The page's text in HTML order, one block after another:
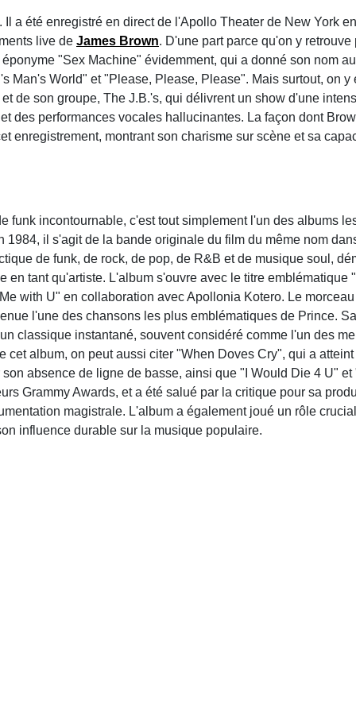
a été enregistré en direct de l'Apollo Theater de New York
live de James Brown. D'une part parce qu'on y
"Sex Machine" évidemment, qui a donné son nom
Man's World" et "Please, Please, Please". Mais surtout, on
de son groupe, The J.B.'s, qui délivrent un show d'une
des performances vocales hallucinantes. La façon dont
enregistrement, montrant son charisme sur scène et sa
funk incontournable, c'est tout simplement l'un des albums
il s'agit de la bande originale du film du même nom
de funk, de rock, de pop, de R&B et de musique soul,
tant qu'artiste. L'album s'ouvre avec le titre emblématique
with U" en collaboration avec Apollonia Kotero. Le
l'une des chansons les plus emblématiques de Prince.
classique instantané, souvent considéré comme l'un des
cet album, on peut aussi citer "When Doves Cry", qui a
absence de ligne de basse, ainsi que "I Would Die 4 U"
Grammy Awards, et a été salué par la critique pour sa
magistrale. L'album a également joué un rôle
influence durable sur la musique populaire.